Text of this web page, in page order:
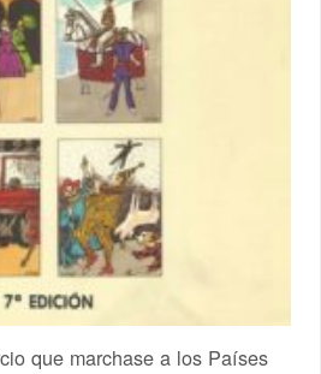
que marchase a los Países